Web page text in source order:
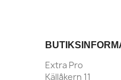
Extra Pro
Källåkern 11